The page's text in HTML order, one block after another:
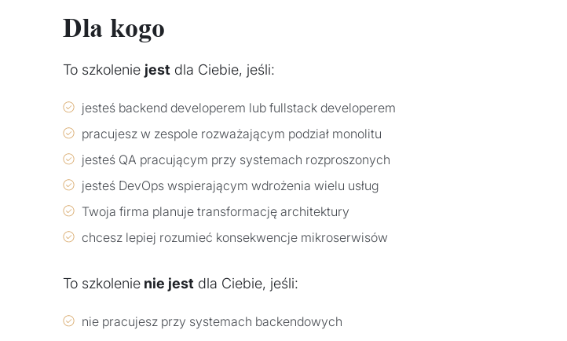
Dla kogo
To szkolenie jest dla Ciebie, jeśli:
jesteś backend developerem lub fullstack developerem
pracujesz w zespole rozważającym podział monolitu
jesteś QA pracującym przy systemach rozproszonych
jesteś DevOps wspierającym wdrożenia wielu usług
Twoja firma planuje transformację architektury
chcesz lepiej rozumieć konsekwencje mikroserwisów
To szkolenie nie jest dla Ciebie, jeśli:
nie pracujesz przy systemach backendowych